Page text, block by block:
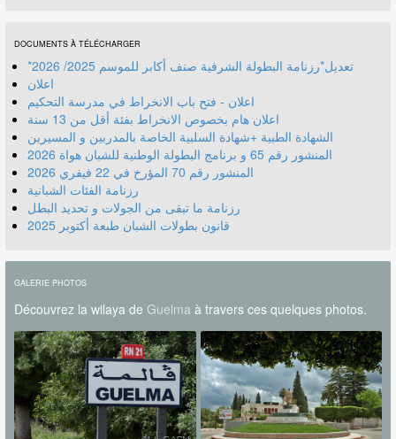
DOCUMENTS À TÉLÉCHARGER
*تعديل*رزنامة البطولة الشرفية صنف أكابر للموسم 2025/ 2026
اعلان
اعلان - فتح باب الانخراط في مدرسة التحكيم
اعلان هام بخصوص الانخراط بفئة أقل من 13 سنة
الشهادة الطبية +شهادة السلبية الخاصة بالمدربين و المسيرين
المنشور رقم 70 المؤرخ في 22 فيفري 2026
رزنامة الفئات الشبانية
رزنامة ما تبقى من الجولات و تحديد البطل
قانون بطولات الشبان طبعة أكتوبر 2025
GALERIE PHOTOS
Découvrez la wilaya de Guelmaà travers ces quelques photos.